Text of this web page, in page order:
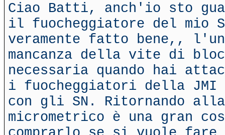
Ciao Batti, anch'io sto
il fuocheggiatore del mio
veramente fatto bene,,
mancanza della vite di
necessaria quando hai
i fuocheggiatori della JMI
con gli SN. Ritornando
micrometrico è una gran